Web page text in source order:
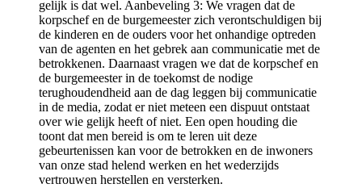
gelijk is dat wel. Aanbeveling 3: We vragen dat de
korpschef en de burgemeester zich verontschuldigen bij
de kinderen en de ouders voor het onhandige optreden
van de agenten en het gebrek aan communicatie met de
betrokkenen. Daarnaast vragen we dat de korpschef en
de burgemeester in de toekomst de nodige
terughoudendheid aan de dag leggen bij communicatie
in de media, zodat er niet meteen een dispuut ontstaat
over wie gelijk heeft of niet. Een open houding die
toont dat men bereid is om te leren uit deze
gebeurtenissen kan voor de betrokken en de inwoners
van onze stad helend werken en het wederzijds
vertrouwen herstellen en versterken.